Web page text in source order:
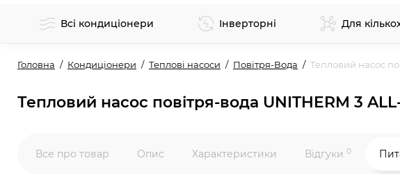
Всі кондиціонери Інверторні Для
Головна Кондиціонери Теплові насоси Повітря-Вода Тепловий насос
Тепловий насос повітря-вода UNITHERM 3
Все про товар Опис Характеристики Відгуки 0